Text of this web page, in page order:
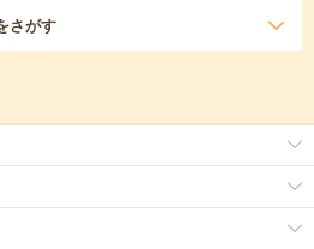
さがす